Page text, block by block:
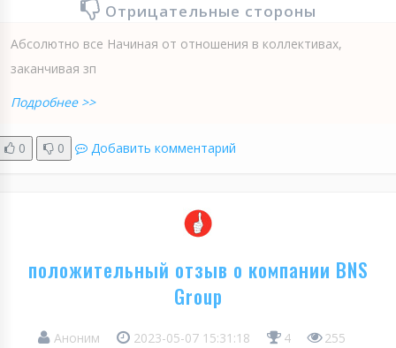
Отрицательные стороны
Абсолютно все Начиная от отношения в коллективах,
заканчивая зп
Подробнее >>
0 0 Добавить комментарий
положительный отзыв о компании BNS
Group
Аноним 2023-05-07 15:31:18 4 255